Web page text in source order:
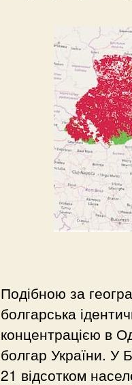
Подібною за
болгарська
концентрацією в
болгар України. У
21 відсотком